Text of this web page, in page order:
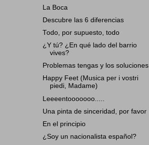
La Boca
Descubre las 6 diferencias
Todo, por supuesto, todo
¿Y tú? ¿En qué lado del barrio
vives?
Problemas tengas y los soluciones
Happy Feet (Musica per i vostri
piedi, Madame)
Leeeentooooooo.....
Una pinta de sinceridad, por favor
En el principio
¿Soy un nacionalista español?